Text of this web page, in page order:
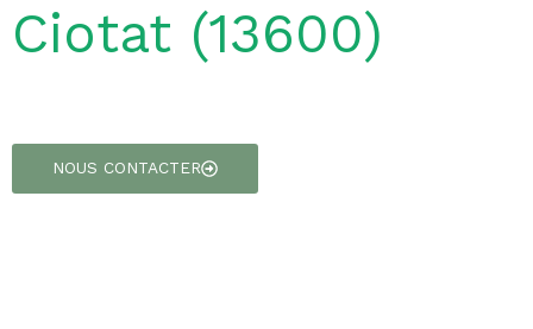
Ciotat (13600)
NOUS CONTACTER